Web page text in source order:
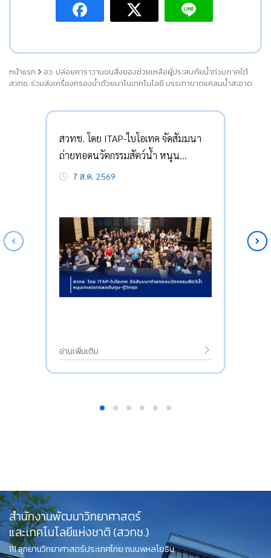
หน้าแรก
อว. ปล่อยคาราวานขนสิ่งของช่วยเหลือผู้ประสบภัยน้ำท่วมภาคใต้
สวทช. ร่วมส่งเครื่องกรองน้ำด้วยนาโนเทคโนโลยี บรรเทาขาดแคลนน้ำสะอาด
สวทช. โดย ITAP-ไบโอเทค จัดสัมมนา
ถ่ายทอดนวัตกรรมสัตว์น้ำ หนุน
เกษตรกรลดต้นทุน-กู้วิกฤต
7 ส.ค. 2569
อ่านเพิ่มเติม
สำนักงานพัฒนาวิทยาศาสตร์
และเทคโนโลยีแห่งชาติ (สวทช.)
111 อุทยานวิทยาศาสตร์ประเทศไทย ถนนพหลโยธิน